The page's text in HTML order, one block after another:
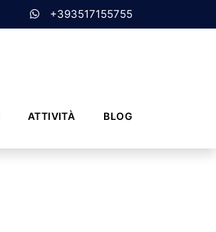
+393517155755
ATTIVITÀ BLOG